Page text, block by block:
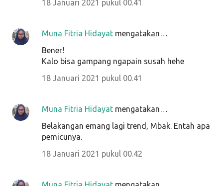
18 Januari 2021 pukul 00.41
Muna Fitria Hidayat mengatakan…
Bener!
Kalo bisa gampang ngapain susah hehe
18 Januari 2021 pukul 00.41
Muna Fitria Hidayat mengatakan…
Belakangan emang lagi trend, Mbak. Entah apa
pemicunya.
18 Januari 2021 pukul 00.42